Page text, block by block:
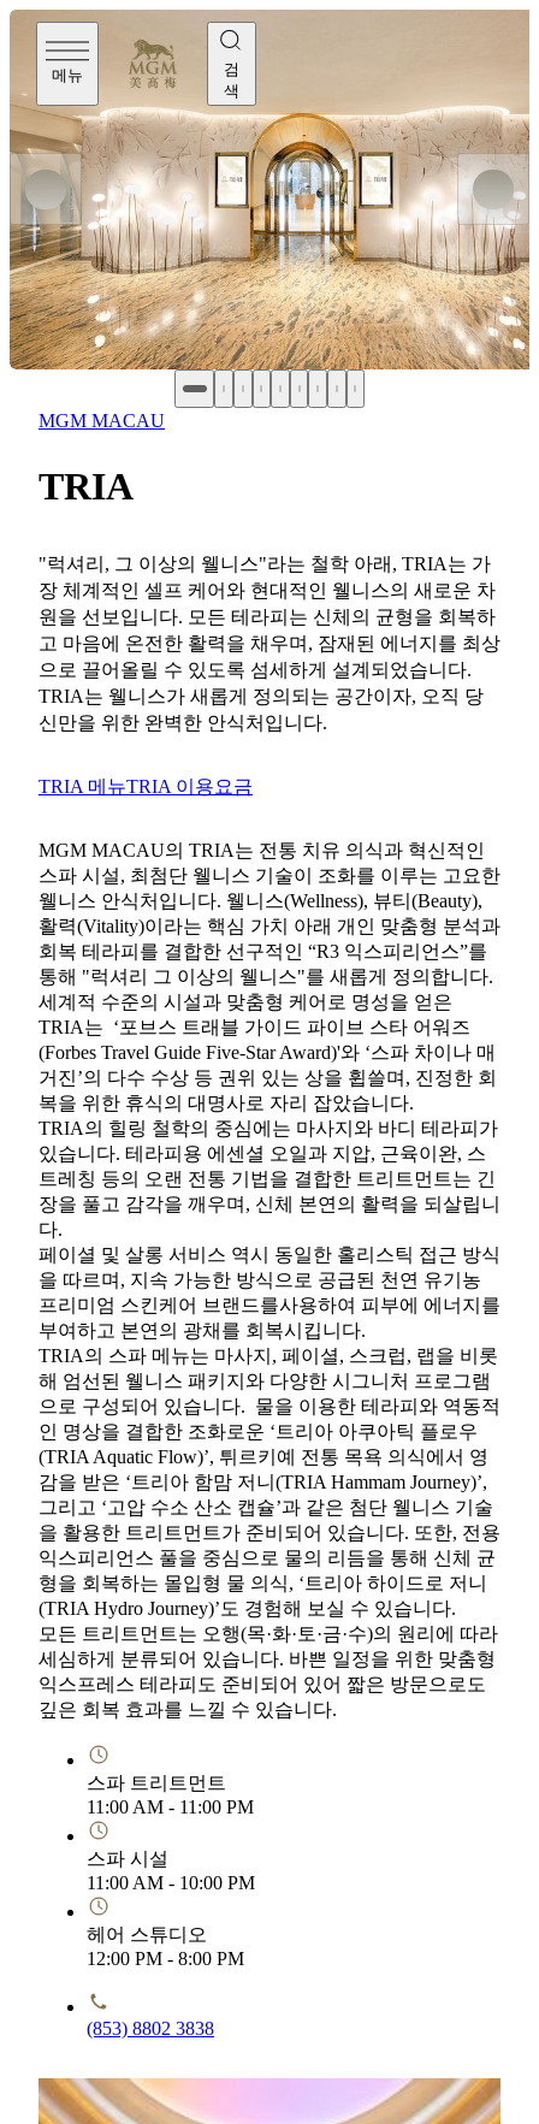
메뉴
검
색
MGM MACAU
TRIA
"럭셔리, 그 이상의 웰니스"라는 철학 아래, TRIA는 가
장 체계적인 셀프 케어와 현대적인 웰니스의 새로운 차
원을 선보입니다. 모든 테라피는 신체의 균형을 회복하
고 마음에 온전한 활력을 채우며, 잠재된 에너지를 최상
으로 끌어올릴 수 있도록 섬세하게 설계되었습니다.
TRIA는 웰니스가 새롭게 정의되는 공간이자, 오직 당
신만을 위한 완벽한 안식처입니다.
TRIA 메뉴TRIA 이용요금
MGM MACAU의 TRIA는 전통 치유 의식과 혁신적인
스파 시설, 최첨단 웰니스 기술이 조화를 이루는 고요한
웰니스 안식처입니다. 웰니스(Wellness), 뷰티(Beauty),
활력(Vitality)이라는 핵심 가치 아래 개인 맞춤형 분석과
회복 테라피를 결합한 선구적인 “R3 익스피리언스”를
통해 "럭셔리 그 이상의 웰니스"를 새롭게 정의합니다.
세계적 수준의 시설과 맞춤형 케어로 명성을 얻은
TRIA는 ‘포브스 트래블 가이드 파이브 스타 어워즈
(Forbes Travel Guide Five-Star Award)'와 ‘스파 차이나 매
거진’의 다수 수상 등 권위 있는 상을 휩쓸며, 진정한 회
복을 위한 휴식의 대명사로 자리 잡았습니다.
TRIA의 힐링 철학의 중심에는 마사지와 바디 테라피가
있습니다. 테라피용 에센셜 오일과 지압, 근육이완, 스
트레칭 등의 오랜 전통 기법을 결합한 트리트먼트는 긴
장을 풀고 감각을 깨우며, 신체 본연의 활력을 되살립니
다.
페이셜 및 살롱 서비스 역시 동일한 홀리스틱 접근 방식
을 따르며, 지속 가능한 방식으로 공급된 천연 유기농
프리미엄 스킨케어 브랜드를사용하여 피부에 에너지를
부여하고 본연의 광채를 회복시킵니다.
TRIA의 스파 메뉴는 마사지, 페이셜, 스크럽, 랩을 비롯
해 엄선된 웰니스 패키지와 다양한 시그니처 프로그램
으로 구성되어 있습니다. 물을 이용한 테라피와 역동적
인 명상을 결합한 조화로운 ‘트리아 아쿠아틱 플로우
(TRIA Aquatic Flow)’, 튀르키예 전통 목욕 의식에서 영
감을 받은 ‘트리아 함맘 저니(TRIA Hammam Journey)’,
그리고 ‘고압 수소 산소 캡슐’과 같은 첨단 웰니스 기술
을 활용한 트리트먼트가 준비되어 있습니다. 또한, 전용
익스피리언스 풀을 중심으로 물의 리듬을 통해 신체 균
형을 회복하는 몰입형 물 의식, ‘트리아 하이드로 저니
(TRIA Hydro Journey)’도 경험해 보실 수 있습니다.
모든 트리트먼트는 오행(목·화·토·금·수)의 원리에 따라
세심하게 분류되어 있습니다. 바쁜 일정을 위한 맞춤형
익스프레스 테라피도 준비되어 있어 짧은 방문으로도
깊은 회복 효과를 느낄 수 있습니다.
스파 트리트먼트
11:00 AM - 11:00 PM
스파 시설
11:00 AM - 10:00 PM
헤어 스튜디오
12:00 PM - 8:00 PM
(853) 8802 3838